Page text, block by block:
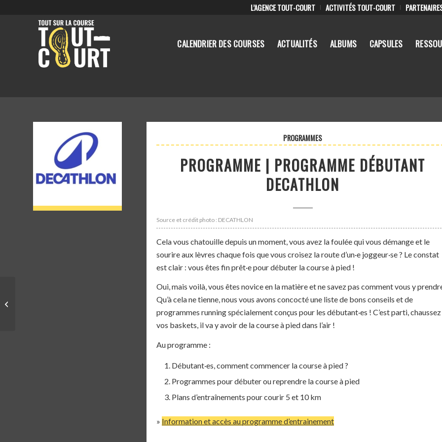
L’AGENCE TOUT-COURT ACTIVITÉS TOUT-COURT
CALENDRIER DES COURSES ACTUALITÉS ALBUMS CAPSULES
PROGRAMMES
PROGRAMME | PROGRAMME DÉBUTANT
DECATHLON
Source et crédit photo : DECATHLON
Cela vous chatouille depuis un moment, vous avez la foulée qui vous démange et le
sourire aux lèvres chaque fois que vous croisez la route d’un·e joggeur·se ? Le constat
est clair : vous êtes fin prêt·e pour débuter la course à pied !
Oui, mais voilà, vous êtes novice en la matière et ne savez pas comment vous y
Qu’à cela ne tienne, nous vous avons concocté une liste de bons conseils et de
programmes running spécialement conçus pour les débutant·es ! C’est parti, chaussez
vos baskets, il va y avoir de la course à pied dans l’air !
Au programme :
Débutant·es, comment commencer la course à pied ?
Programmes pour débuter ou reprendre la course à pied
Plans d’entraînements pour courir 5 et 10 km
» Information et accès au programme d’entrainement